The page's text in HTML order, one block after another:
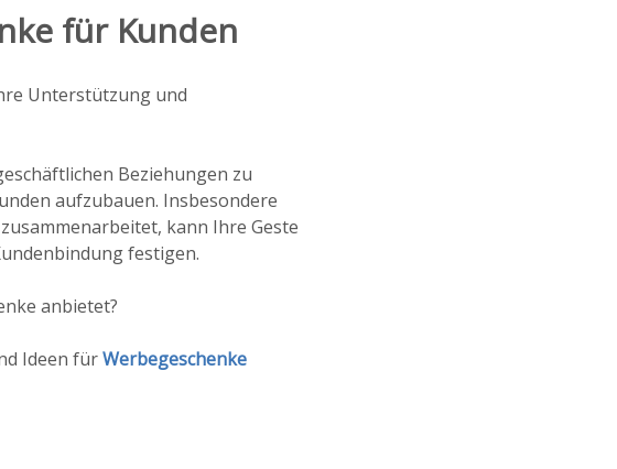
für Kunden
Unterstützung und
Beziehungen zu
aufzubauen. Insbesondere
kann Ihre Geste
festigen.
anbietet?
Ideen fürWerbegeschenke